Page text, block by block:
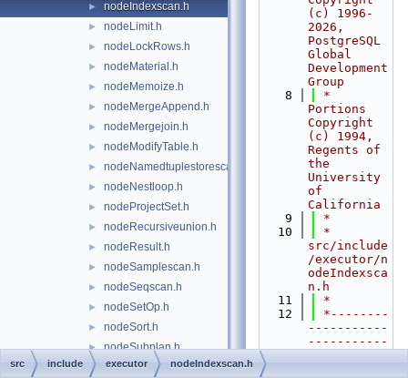
► nodeIndexscan.h
► nodeLimit.h
► nodeLockRows.h
► nodeMaterial.h
► nodeMemoize.h
► nodeMergeAppend.h
► nodeMergejoin.h
► nodeModifyTable.h
► nodeNamedtuplestorescan.h
► nodeNestloop.h
► nodeProjectSet.h
► nodeRecursiveunion.h
► nodeResult.h
► nodeSamplescan.h
► nodeSeqscan.h
► nodeSetOp.h
► nodeSort.h
► nodeSubplan.h
► nodeSubqueryscan.h
(c) 1996-
2026,
PostgreSQL
Global
Development
Group
    8
*
Portions
Copyright
(c) 1994,
Regents of
the
University
of
California
    9
*
   10
*
src/include
/executor/n
odeIndexsca
n.h
   11
*
   12
*--------
-----------
-----------
src include executor nodeIndexscan.h